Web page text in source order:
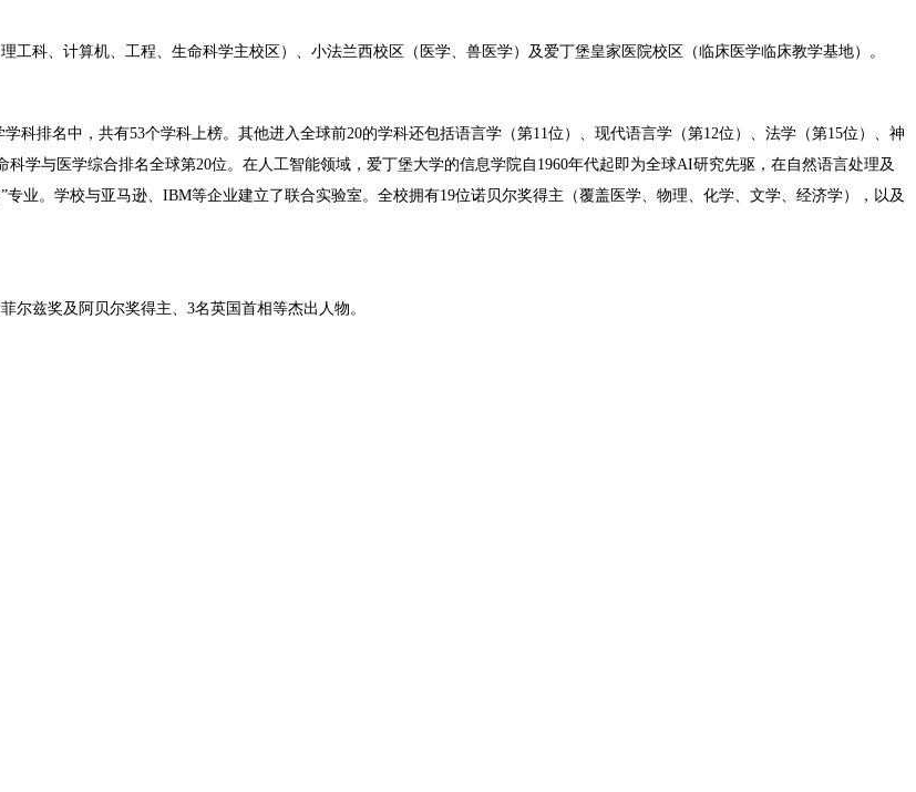
科、计算机、工程、生命科学主校区）、小法兰西校区（医学、兽医学）及爱丁堡皇家医院校区（临床医学临床教学基地）。
科排名中，共有53个学科上榜。 其他进入全球前20的学科还包括语言学（第11位）、现代语言学（第12位）、法学（第15位）、神
学与医学综合排名全球第20位。 在人工智能领域，爱丁堡大学的信息学院自1960年代起即为全球AI研究先驱，在自然语言处理及
业。学校与亚马逊、IBM等企业建立了联合实验室。 全校拥有19位诺贝尔奖得主（覆盖医学、物理、化学、文学、经济学），以及
兹奖及阿贝尔奖得主、3名英国首相等杰出人物。